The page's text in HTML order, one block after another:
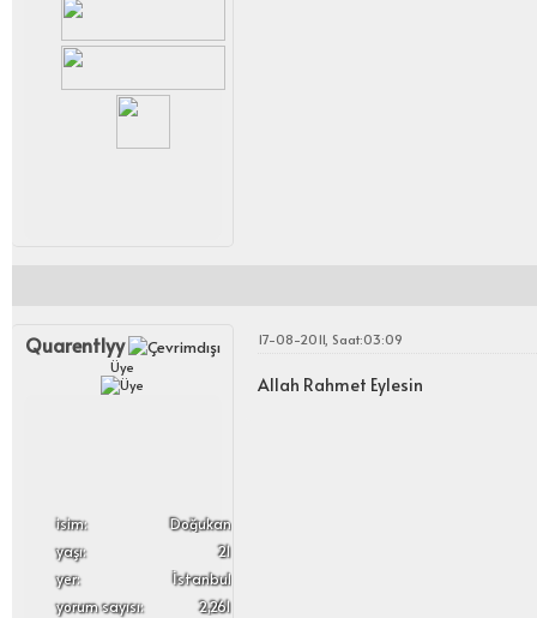
Quarentlyy
Üye
i̇sim:
Doğukan
yaşı:
21
yer:
İstanbul
yorum sayısı:
2,261
17-08-2011, Saat:03:09
Allah Rahmet Eylesin